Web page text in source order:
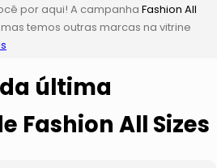
por aqui! A campanha Fashion All
temos outras marcas na vitrine
última
Fashion All Sizes